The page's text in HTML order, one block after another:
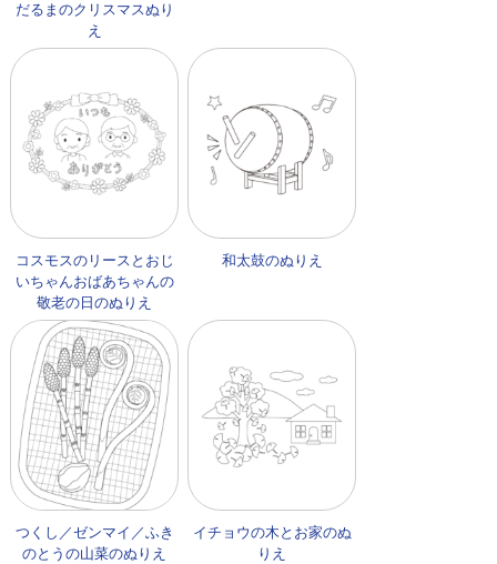
だるまのクリスマスぬり
え
コスモスのリースとおじ
いちゃんおばあちゃんの
敬老の日のぬりえ
和太鼓のぬりえ
つくし／ゼンマイ／ふき
のとうの山菜のぬりえ
イチョウの木とお家のぬ
りえ